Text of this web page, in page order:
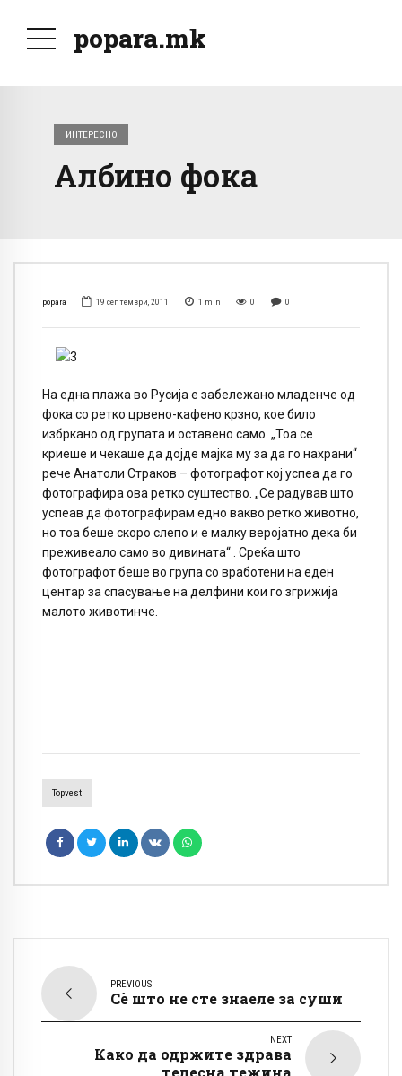
popara.mk
ИНТЕРЕСНО
Албино фока
popara 19 септември, 2011 1 min 0 0
На една плажа во Русија е забележано младенче од
фока со ретко црвено-кафено крзно, кое било
избркано од групата и оставено само. „Тоа се
криеше и чекаше да дојде мајка му за да го нахрани“
рече Анатоли Страков – фотографот кој успеа да го
фотографира ова ретко суштество. „Се радував што
успеав да фотографирам едно вакво ретко животно,
но тоа беше скоро слепо и е малку веројатно дека би
преживеало само во дивината“ . Среќа што
фотографот беше во група со вработени на еден
центар за спасување на делфини кои го згрижија
малото животинче.
Topvest
PREVIOUS
Сè што не сте знаеле за суши
NEXT
Како да одржите здрава
телесна тежина